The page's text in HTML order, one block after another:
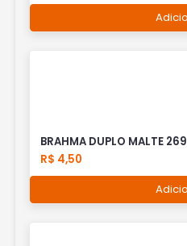
BRAHMA DUPLO MALTE
R$ 4,50